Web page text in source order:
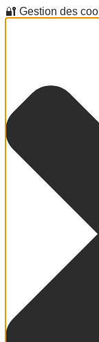
🔐 Gestion des